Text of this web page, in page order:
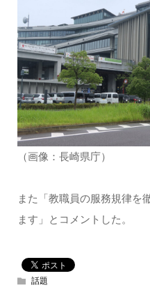
（画像：長崎県庁）
また「教職員の服務規律を
ます」とコメントした。
話題